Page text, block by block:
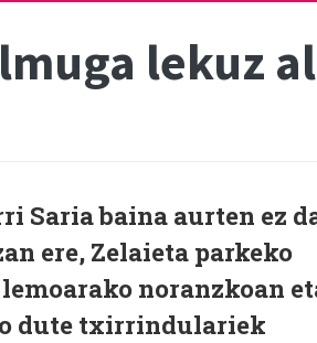
lekuz
Saria baina aurten ez
ere, Zelaieta parkeko
noranzkoan
dute txirrindulariek